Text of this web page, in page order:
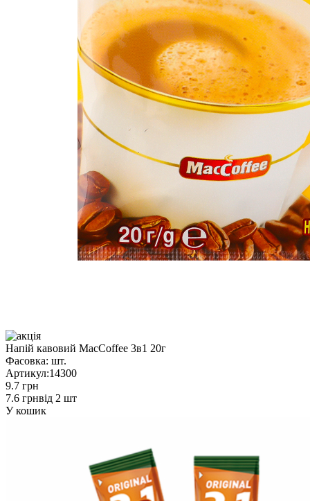
Напій кавовий MacCoffee 3в1 20г
Фасовка: шт.
Артикул:14300
9.7 грн
7.6 грнвід 2 шт
У кошик